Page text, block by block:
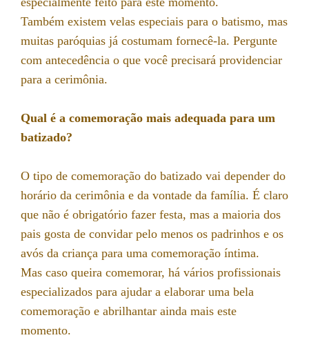
Também existem velas especiais para o batismo, mas
muitas paróquias já costumam fornecê-la. Pergunte
com antecedência o que você precisará providenciar
para a cerimônia.
Qual é a comemoração mais adequada para um
batizado?
O tipo de comemoração do batizado vai depender do
horário da cerimônia e da vontade da família. É claro
que não é obrigatório fazer festa, mas a maioria dos
pais gosta de convidar pelo menos os padrinhos e os
avós da criança para uma comemoração íntima.
Mas caso queira comemorar, há vários profissionais
especializados para ajudar a elaborar uma bela
comemoração e abrilhantar ainda mais este
momento.